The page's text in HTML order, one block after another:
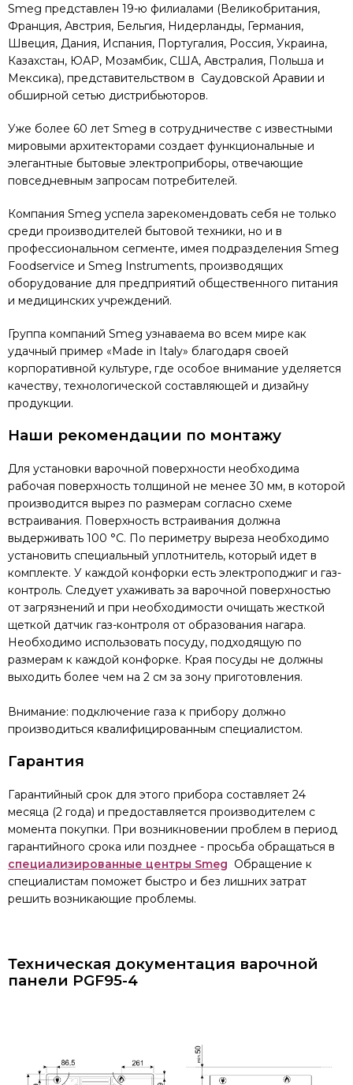
Smeg представлен 19-ю филиалами (Великобритания,
Франция, Австрия, Бельгия, Нидерланды, Германия,
Швеция, Дания, Испания, Португалия, Россия, Украина,
Казахстан, ЮАР, Мозамбик, США, Австралия, Польша и
Мексика), представительством в Саудовской Аравии и
обширной сетью дистрибьюторов.
Уже более 60 лет Smeg в сотрудничестве с известными
мировыми архитекторами создает функциональные и
элегантные бытовые электроприборы, отвечающие
повседневным запросам потребителей.
Компания Smeg успела зарекомендовать себя не только
среди производителей бытовой техники, но и в
профессиональном сегменте, имея подразделения Smeg
Foodservice и Smeg Instruments, производящих
оборудование для предприятий общественного питания
и медицинских учреждений.
Группа компаний Smeg узнаваема во всем мире как
удачный пример «Made in Italy» благодаря своей
корпоративной культуре, где особое внимание уделяется
качеству, технологической составляющей и дизайну
продукции.
Наши рекомендации по монтажу
Для установки варочной поверхности необходима
рабочая поверхность толщиной не менее 30 мм, в которой
производится вырез по размерам согласно схеме
встраивания. Поверхность встраивания должна
выдерживать 100 °C. По периметру выреза необходимо
установить специальный уплотнитель, который идет в
комплекте. У каждой конфорки есть электроподжиг и газ-
контроль. Следует ухаживать за варочной поверхностью
от загрязнений и при необходимости очищать жесткой
щеткой датчик газ-контроля от образования нагара.
Необходимо использовать посуду, подходящую по
размерам к каждой конфорке. Края посуды не должны
выходить более чем на 2 см за зону приготовления.
Внимание: подключение газа к прибору должно
производиться квалифицированным специалистом.
Гарантия
Гарантийный срок для этого прибора составляет 24
месяца (2 года) и предоставляется производителем с
момента покупки. При возникновении проблем в период
гарантийного срока или позднее - просьба обращаться в
специализированные центры Smeg Обращение к
специалистам поможет быстро и без лишних затрат
решить возникающие проблемы.
Техническая документация варочной
панели PGF95-4